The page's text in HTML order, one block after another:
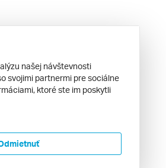
našej návštevnosti
svojimi partnermi pre sociálne
ktoré ste im poskytli